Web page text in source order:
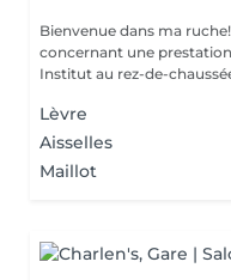
Bienvenue dans ma
concernant une
Institut au rez-de-
Lèvre
Aisselles
Maillot